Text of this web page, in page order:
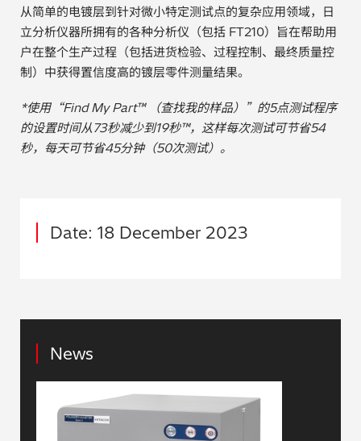
从简单的电镀层到针对微小特定测试点的复杂应用领域，日
立分析仪器所拥有的各种分析仪（包括 FT210）旨在帮助用
户在整个生产过程（包括进货检验、过程控制、最终质量控
制）中获得置信度高的镀层零件测量结果。
*使用“Find My Part™ （查找我的样品）”的5点测试程序
的设置时间从73秒减少到19秒™，这样每次测试可节省54
秒，每天可节省45分钟（50次测试）。
Date: 18 December 2023
News